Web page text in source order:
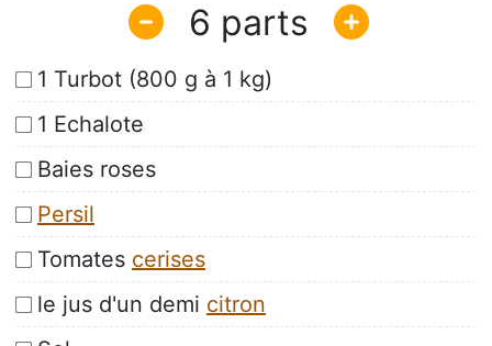
6
1 Turbot (800 g à 1 kg)
1 Echalote
Baies roses
Persil
Tomates cerises
le jus d'un demi citron